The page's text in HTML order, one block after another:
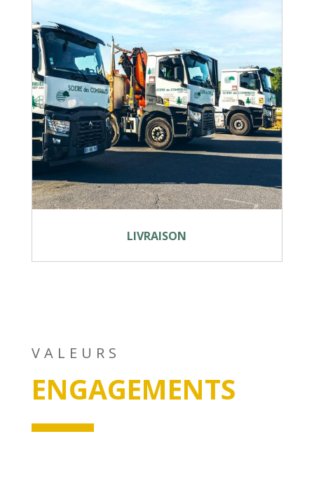
LIVRAISON
VALEURS
ENGAGEMENTS